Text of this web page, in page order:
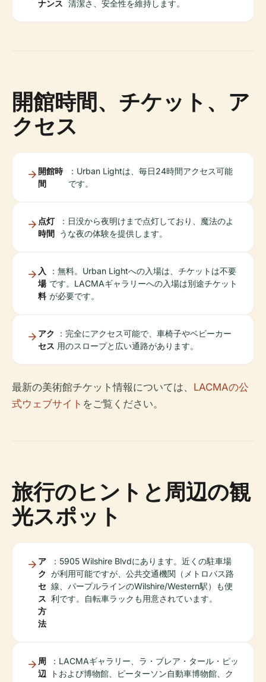
ナンス
清潔さ、安全性を維持します。
開館時間、チケット、ア
クセス
開館時
間
：Urban Lightは、毎日24時間アクセス可能
です。
点灯
時間
：日没から夜明けまで点灯しており、魔法のよ
うな夜の体験を提供します。
入
場
料
：無料。Urban Lightへの入場は、チケットは不要
です。LACMAギャラリーへの入場は別途チケット
が必要です。
アク
セス
：完全にアクセス可能で、車椅子やベビーカー
用のスロープと広い通路があります。
最新の美術館チケット情報については、 LACMAの公
式ウェブサイト をご覧ください。
旅行のヒントと周辺の観
光スポット
ア
ク
セ
ス
方
法
：5905 Wilshire Blvdにあります。近くの駐車場
が利用可能ですが、公共交通機関（メトロバス路
線、パープルラインのWilshire/Western駅）も便
利です。自転車ラックも用意されています。
周
辺
：LACMAギャラリー、ラ・ブレア・タール・ピッ
トおよび博物館、ピーターソン自動車博物館、ク